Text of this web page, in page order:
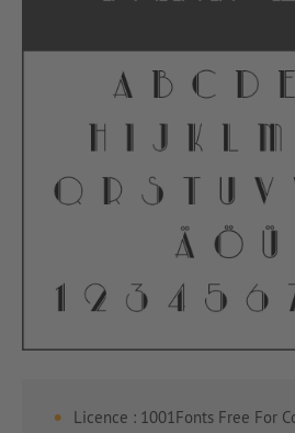
Licence : 1001Fonts Free For